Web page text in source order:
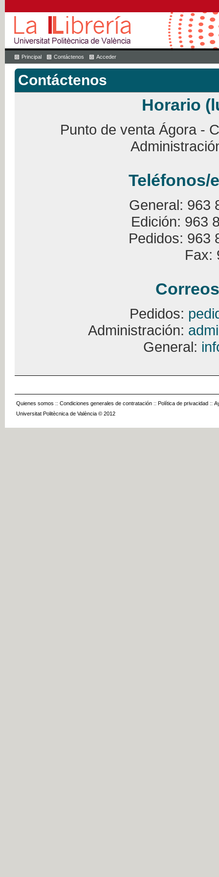
Principal Contáctenos Acceder
Contáctenos
Horario
Punto de venta Ágora -
Teléfonos/
General: 963
Edición: 963
Pedidos: 963
Fax:
Pedidos:
Administración:
General:
Quienes somos :: Condiciones generales de contratación :: Política de privacidad ::
Universitat Politècnica de València © 2012